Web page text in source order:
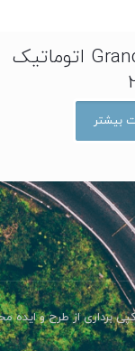
خودرو سوزوکی Grand Vitara اتوماتیک
بیشتر
از طرح و ایده